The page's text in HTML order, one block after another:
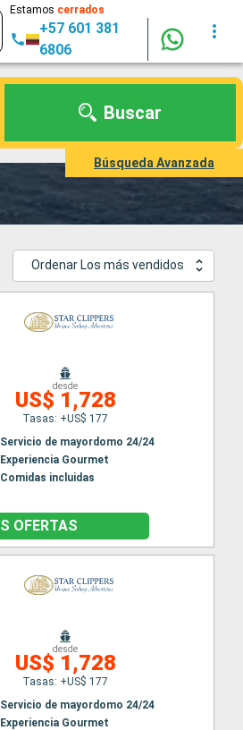
Estamos cerrados
+57 601 381
6806
Buscar
Búsqueda Avanzada
Ordenar Los más vendidos
desde
US$ 1,728
Tasas: +US$ 177
Servicio de mayordomo 24/24
Experiencia Gourmet
Comidas incluidas
OFERTAS
desde
US$ 1,728
Tasas: +US$ 177
Servicio de mayordomo 24/24
Experiencia Gourmet